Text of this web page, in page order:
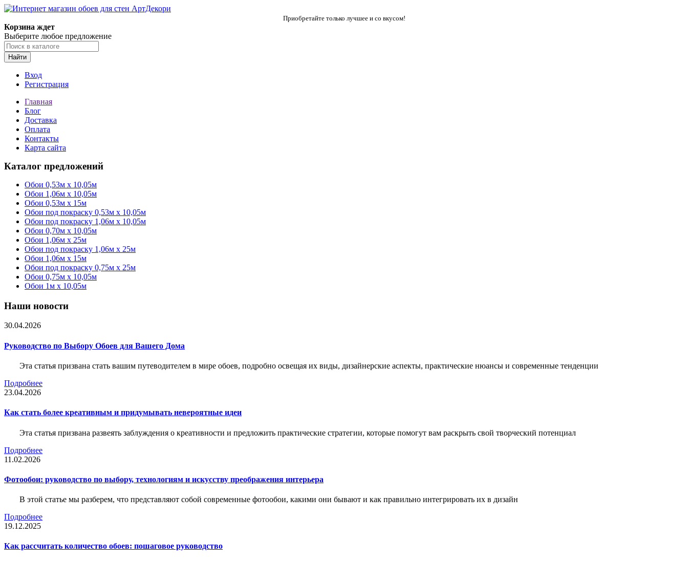
Приобретайте только лучшее и со вкусом!
Корзина ждет
Выберите любое предложение
Найти
Вход
Регистрация
Главная
Блог
Доставка
Оплата
Контакты
Карта сайта
Каталог предложений
Обои 0,53м x 10,05м
Обои 1,06м х 10,05м
Обои 0,53м x 15м
Обои под покраску 0,53м x 10,05м
Обои под покраску 1,06м х 10,05м
Обои 0,70м x 10,05м
Обои 1,06м x 25м
Обои под покраску 1,06м x 25м
Обои 1,06м x 15м
Обои под покраску 0,75м x 25м
Обои 0,75м x 10,05м
Обои 1м х 10,05м
Наши новости
30.04.2026
Руководство по Выбору Обоев для Вашего Дома
Эта статья призвана стать вашим путеводителем в мире обоев, подробно освещая их виды, дизайнерские аспекты, практические нюансы и современные тенденции
Подробнее
23.04.2026
Как стать более креативным и придумывать невероятные идеи
Эта статья призвана развеять заблуждения о креативности и предложить практические стратегии, которые помогут вам раскрыть свой творческий потенциал
Подробнее
11.02.2026
Фотообои: руководство по выбору, технологиям и искусству преображения интерьера
В этой статье мы разберем, что представляют собой современные фотообои, какими они бывают и как правильно интегрировать их в дизайн
Подробнее
19.12.2025
Как рассчитать количество обоев: пошаговое руководство